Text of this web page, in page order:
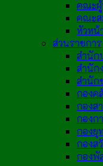
คณะผู้
คณะส
หัวหน้
ส่วนราชการ
สำนัก
สำนัก
สำนัก
กองค
กองส
กองก
กองยุ
กองส
กองพั